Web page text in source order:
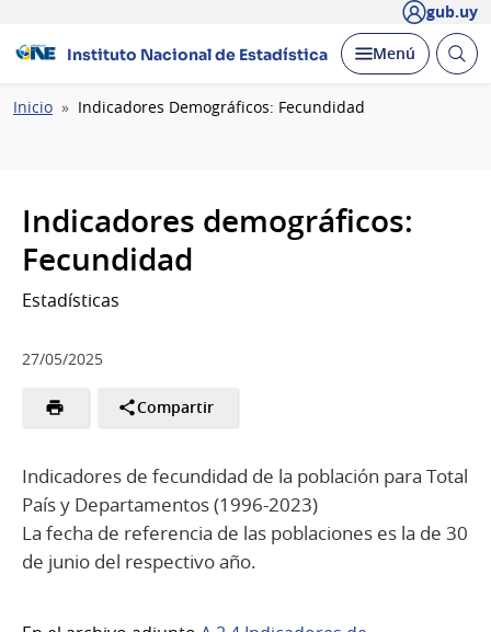
gub.uy
Instituto Nacional de Estadística Desplegar
Menú Abrir
Ruta
Inicio Indicadores Demográficos: Fecundidad
Indicadores demográficos:
Fecundidad
Estadísticas
27/05/2025
Compartir
Indicadores de fecundidad de la población para Total
País y Departamentos (1996-2023)
La fecha de referencia de las poblaciones es la de 30
de junio del respectivo año.